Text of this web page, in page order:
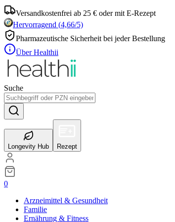
Versandkostenfrei ab 25 € oder mit E-Rezept
Hervorragend (4,66/5)
Pharmazeutische Sicherheit bei jeder Bestellung
Über Healthii
Suche
Longevity Hub Rezept
0
Arzneimittel & Gesundheit
Familie
Ernährung & Fitness